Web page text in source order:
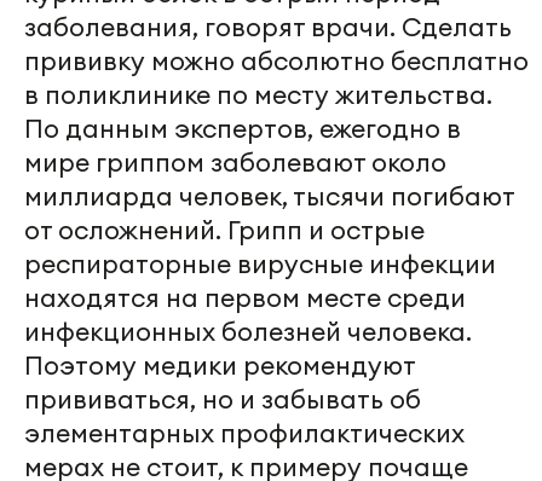
заболевания, говорят врачи. Сделать
прививку можно абсолютно бесплатно
в поликлинике по месту жительства.
По данным экспертов, ежегодно в
мире гриппом заболевают около
миллиарда человек, тысячи погибают
от осложнений. Грипп и острые
респираторные вирусные инфекции
находятся на первом месте среди
инфекционных болезней человека.
Поэтому медики рекомендуют
прививаться, но и забывать об
элементарных профилактических
мерах не стоит, к примеру почаще